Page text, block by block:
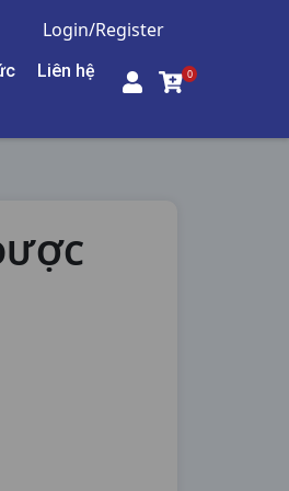
Login/Register
Liên hệ 0